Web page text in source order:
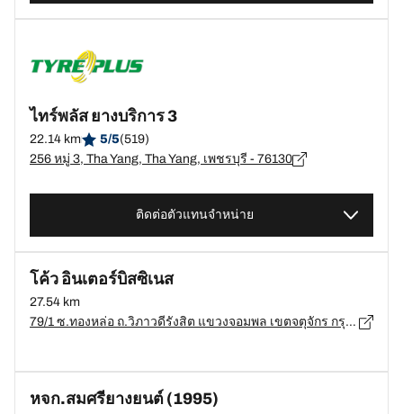
ไทร์พลัส ยางบริการ 3
22.14 km 5/5(519)
256 หมู่ 3, Tha Yang, Tha Yang, เพชรบุรี - 76130
ติดต่อตัวแทนจำหน่าย
โค้ว อินเตอร์บิสซิเนส
27.54 km
79/1 ซ.ทองหล่อ ถ.วิภาวดีรังสิต แขวงจอมพล เขตจตุจักร กรุงเทพมหานคร, กรุงเทพมหานคร - 10900
หจก.สมศรียางยนต์ (1995)